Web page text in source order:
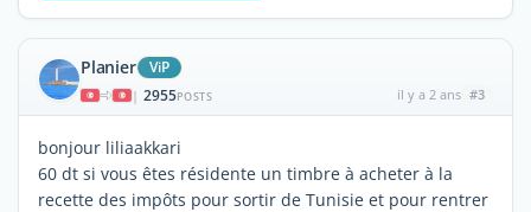
Planier ViP
| 2955POSTS il y a 2 ans #3
bonjour liliaakkari
60 dt si vous êtes résidente un timbre à acheter à la
recette des impôts pour sortir de Tunisie et pour rentrer